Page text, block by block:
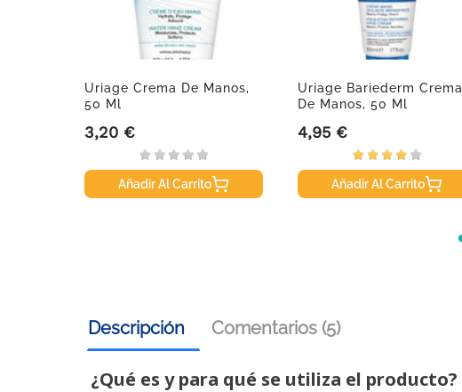
Uriage Crema De Manos,
50 Ml
Precio
3,20 €
Añadir Al Carrito
Uriage Bariederm Crema
De Manos, 50 Ml
Precio
4,95 €
Añadir Al Carrito
Descripción Comentarios (5)
¿Qué es y para qué se utiliza el producto?